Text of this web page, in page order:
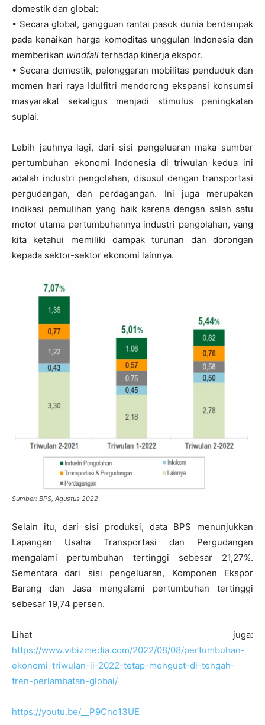
domestik dan global:
• Secara global, gangguan rantai pasok dunia berdampak
pada kenaikan harga komoditas unggulan Indonesia dan
memberikan windfall terhadap kinerja ekspor.
• Secara domestik, pelonggaran mobilitas penduduk dan
momen hari raya Idulfitri mendorong ekspansi konsumsi
masyarakat sekaligus menjadi stimulus peningkatan
suplai.
Lebih jauhnya lagi, dari sisi pengeluaran maka sumber
pertumbuhan ekonomi Indonesia di triwulan kedua ini
adalah industri pengolahan, disusul dengan transportasi
pergudangan, dan perdagangan. Ini juga merupakan
indikasi pemulihan yang baik karena dengan salah satu
motor utama pertumbuhannya industri pengolahan, yang
kita ketahui memiliki dampak turunan dan dorongan
kepada sektor-sektor ekonomi lainnya.
Sumber: BPS, Agustus 2022
Selain itu, dari sisi produksi, data BPS menunjukkan
Lapangan Usaha Transportasi dan Pergudangan
mengalami pertumbuhan tertinggi sebesar 21,27%.
Sementara dari sisi pengeluaran, Komponen Ekspor
Barang dan Jasa mengalami pertumbuhan tertinggi
sebesar 19,74 persen.
Lihat juga:
https://www.vibizmedia.com/2022/08/08/pertumbuhan-
ekonomi-triwulan-ii-2022-tetap-menguat-di-tengah-
tren-perlambatan-global/
https://youtu.be/__P9Cno13UE